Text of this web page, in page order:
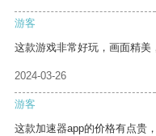
游客
这款游戏非常好玩，画面精美
2024-03-26
游客
这款加速器app的价格有点贵